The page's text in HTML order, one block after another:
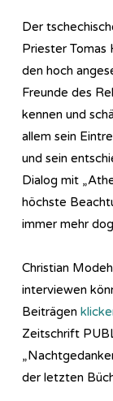
Der
Priester Tomas
den hoch
Freunde des
kennen und
allem sein
und sein
Dialog mit
höchste
immer mehr
Christian
interviewen
Beiträgen
Zeitschrift
der letzten